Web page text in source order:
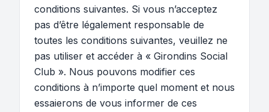
conditions suivantes. Si vous n’acceptez
pas d’être légalement responsable de
toutes les conditions suivantes, veuillez ne
pas utiliser et accéder à « Girondins Social
Club ». Nous pouvons modifier ces
conditions à n’importe quel moment et nous
essaierons de vous informer de ces